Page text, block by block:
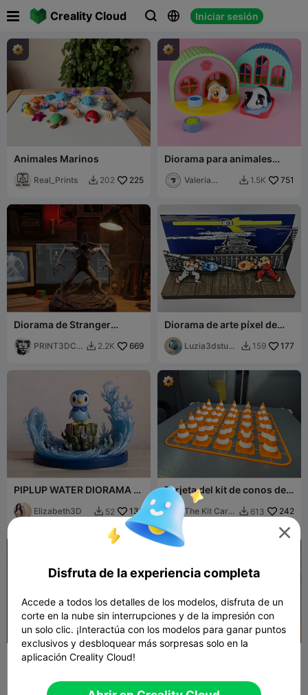
Creality Cloud   Iniciar sesión
 
Animales Marinos
Real_Prints  202 225
Diorama para animales
Guinea Pig
Valeria
 1.5K 751
Diorama de Stranger
PRINT3DCB
 2.2K 669
Diorama de arte píxel de
Ryu de SF2
Luzia3dstudi
 159 177
PIPLUP WATER DIORAMA -
3D POKEMON FAN ART
NINTENDO [FREE]
Elizabeth3D  52 138
Tarjeta del kit de conos de
tráfico en escala 1:24 y 1:18
The Kit Card  613 242
GIF
Organizador de estante
para botellas de pintura
modelos

Disfruta de la experiencia completa
Accede a todos los detalles de los modelos, disfruta de un
corte en la nube sin interrupciones y de la impresión con
un solo clic. ¡Interactúa con los modelos para ganar puntos
exclusivos y desbloquear más sorpresas solo en la
aplicación Creality Cloud!